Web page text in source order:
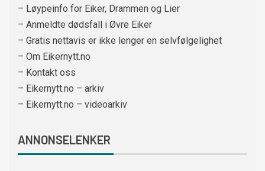
– Løypeinfo for Eiker, Drammen og Lier
– Anmeldte dødsfall i Øvre Eiker
– Gratis nettavis er ikke lenger en selvfølgelighet
– Om Eikernytt.no
– Kontakt oss
– Eikernytt.no – arkiv
– Eikernytt.no – videoarkiv
ANNONSELENKER